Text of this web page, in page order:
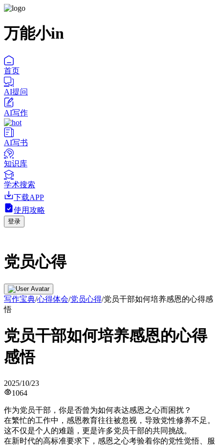
万能小in
首页
AI提问
AI写作
AI写书
知识库
学术搜索
下载APP
使用攻略
登录
党员心得
写作宝典/心得体会/党员心得/党员干部如何培养感恩的心得感
悟
党员干部如何培养感恩的心得
感悟
2025/10/23
1064
作为党员干部，你是否曾为如何表达感恩之心而困扰？
在繁忙的工作中，感恩教育往往被忽视，导致党性修养不足。
这不仅是个人的难题，更是许多党员干部的共同挑战。
在新时代的高标准要求下，感恩之心考验着你的党性觉悟、服